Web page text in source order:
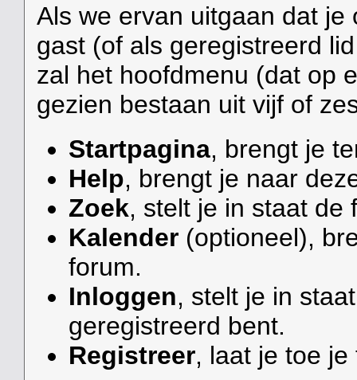
Als we ervan uitgaan dat
gast (of als geregistreerd
zal het hoofdmenu (dat op
gezien bestaan uit vijf of
Startpagina, brengt je
Help, brengt je naar
Zoek, stelt je in staat de
Kalender(optioneel),
forum.
Inloggen, stelt je in
geregistreerd bent.
Registreer, laat je toe